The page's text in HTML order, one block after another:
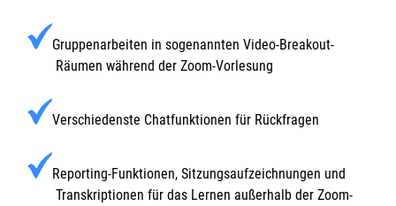
Gruppenarbeiten in sogenannten Video-Breakout-
Räumen während der Zoom-Vorlesung
Verschiedenste Chatfunktionen für Rückfragen
Reporting-Funktionen, Sitzungsaufzeichnungen und
Transkriptionen für das Lernen außerhalb der Zoom-